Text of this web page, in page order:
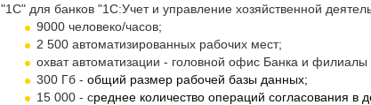
"1С" для банков "1С:Учет и управление хозяйственной
9000 человеко/часов;
2 500 автоматизированных рабочих мест;
охват автоматизации - головной офис Банка и филиалы
300 Гб - общий размер рабочей базы данных;
15 000 - среднее количество операций согласования в